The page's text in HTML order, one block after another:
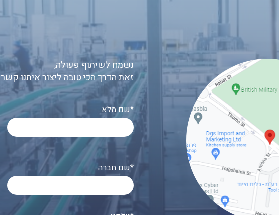
נשמח לשיתוף פעולה,
זאת הדרך הכי טובה ליצור איתנו קשר
שם מלא*
שם חברה*